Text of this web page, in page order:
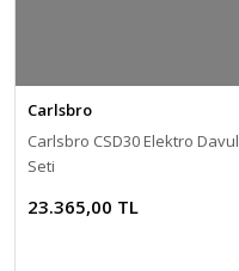
Carlsbro
Carlsbro CSD30 Elektro Davul
Seti
23.365,00 TL